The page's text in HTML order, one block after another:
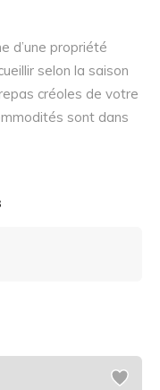
d’une propriété
selon la saison
créoles de votre
sont dans